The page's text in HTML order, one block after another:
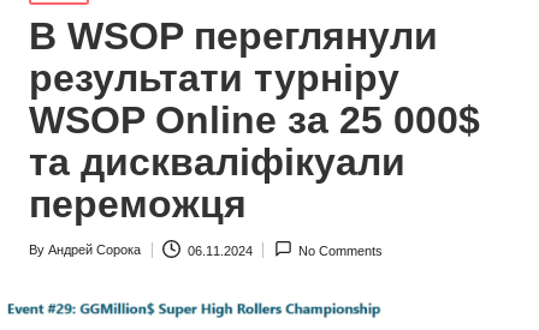
in
В WSOP переглянули
результати турніру
WSOP Online за 25 000$
та дискваліфікуали
переможця
Posted
By Андрей Сорока 06.11.2024 No Comments